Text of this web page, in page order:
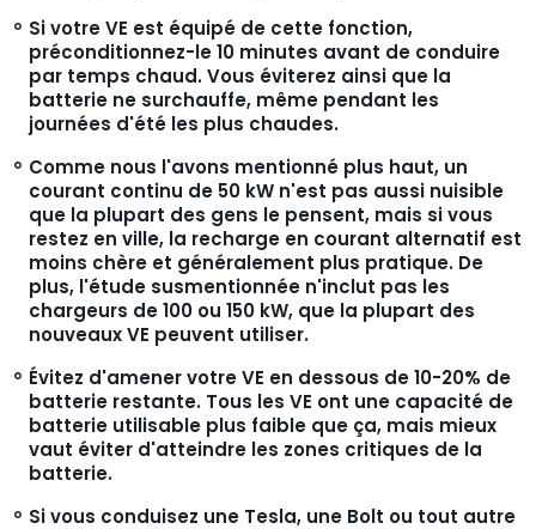
Si votre VE est équipé de cette fonction,
préconditionnez-le 10 minutes avant de conduire
par temps chaud. Vous éviterez ainsi que la
batterie ne surchauffe, même pendant les
journées d'été les plus chaudes.
Comme nous l'avons mentionné plus haut, un
courant continu de 50 kW n'est pas aussi nuisible
que la plupart des gens le pensent, mais si vous
restez en ville, la recharge en courant alternatif est
moins chère et généralement plus pratique. De
plus, l'étude susmentionnée n'inclut pas les
chargeurs de 100 ou 150 kW, que la plupart des
nouveaux VE peuvent utiliser.
Évitez d'amener votre VE en dessous de 10-20% de
batterie restante. Tous les VE ont une capacité de
batterie utilisable plus faible que ça, mais mieux
vaut éviter d'atteindre les zones critiques de la
batterie.
Si vous conduisez une Tesla, une Bolt ou tout autre